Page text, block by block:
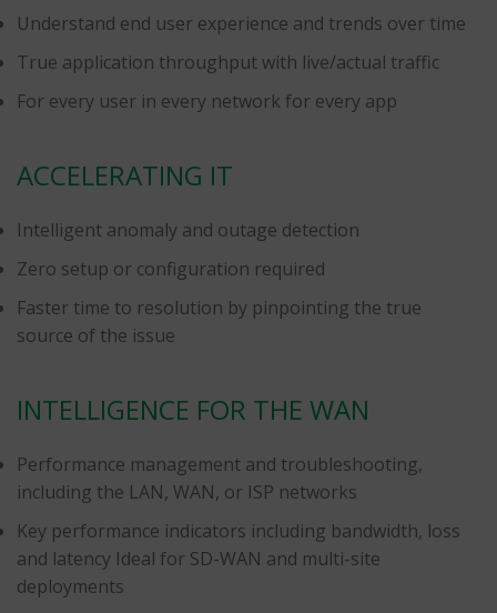
Understand end user experience and trends over time
True application throughput with live/actual traffic
For every user in every network for every app
ACCELERATING IT
Intelligent anomaly and outage detection
Zero setup or configuration required
Faster time to resolution by pinpointing the true
source of the issue
INTELLIGENCE FOR THE WAN
Performance management and troubleshooting,
including the LAN, WAN, or ISP networks
Key performance indicators including bandwidth, loss
and latency Ideal for SD-WAN and multi-site
deployments